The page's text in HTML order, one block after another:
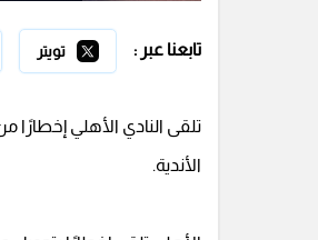
تابعنا عبر : تويتر
الأندية.